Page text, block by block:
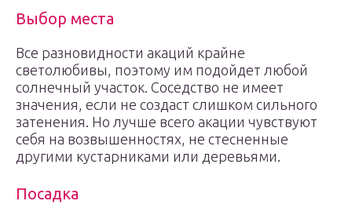
Выбор места
Все разновидности акаций крайне
светолюбивы, поэтому им подойдет любой
солнечный участок. Соседство не имеет
значения, если не создаст слишком сильного
затенения. Но лучше всего акации чувствуют
себя на возвышенностях, не стесненные
другими кустарниками или деревьями.
Посадка